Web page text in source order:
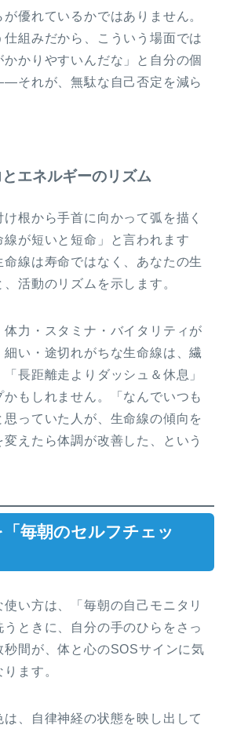
優れているかではありません。
仕組みだから、こういう場面では
かりやすいんだな」と自分の個
それが、無駄な自己否定を減ら
エネルギーのリズム
根から手首に向かって弧を描く
が短いと短命」と言われます
線は寿命ではなく、あなたの生
活動のリズムを示します。
体力・スタミナ・バイタリティが
い・途切れがちな生命線は、繊
長距離走よりダッシュ＆休息」
もしれません。「なんでいつも
っていた人が、生命線の傾向を
えたら体調が改善した、という
毎朝のセルフチェッ
い方は、「毎朝の自己モニタリ
うときに、自分の手のひらをさっ
間が、体と心のSOSサインに気
ます。
、自律神経の状態を映し出して